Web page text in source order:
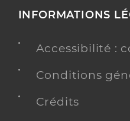
INFORMATIONS
Accessibilité :
Conditions
Crédits